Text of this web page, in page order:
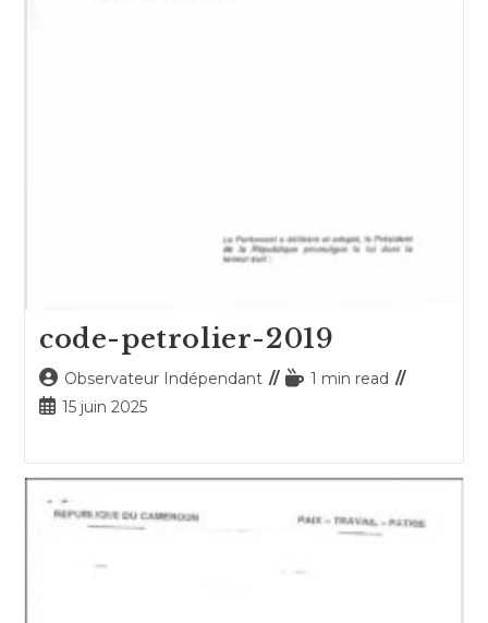
code-petrolier-2019
Auteur/autrice
de
Observateur Indépendant
Temps1 min read
Publication
15 juin 2025